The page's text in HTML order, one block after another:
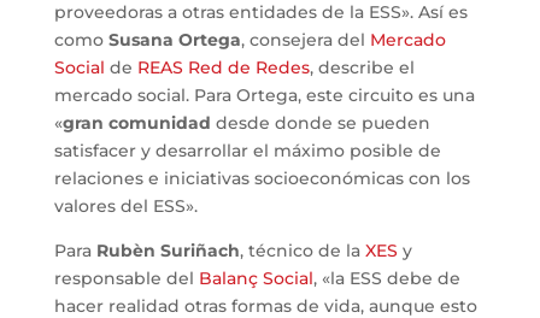
proveedoras a otras entidades de la ESS». Así es
como Susana Ortega, consejera del Mercado
Social de REAS Red de Redes, describe el
mercado social. Para Ortega, este circuito es una
«gran comunidad desde donde se pueden
satisfacer y desarrollar el máximo posible de
relaciones e iniciativas socioeconómicas con los
valores del ESS».
Para Rubèn Suriñach, técnico de la XES y
responsable del Balanç Social, «la ESS debe de
hacer realidad otras formas de vida, aunque esto